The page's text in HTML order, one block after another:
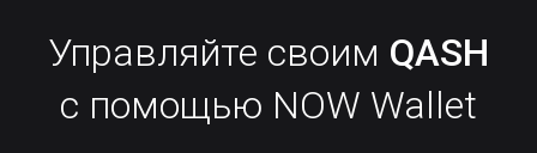
Управляйте своим QASH
с помощью NOW Wallet